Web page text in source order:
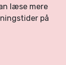
læse mere
på